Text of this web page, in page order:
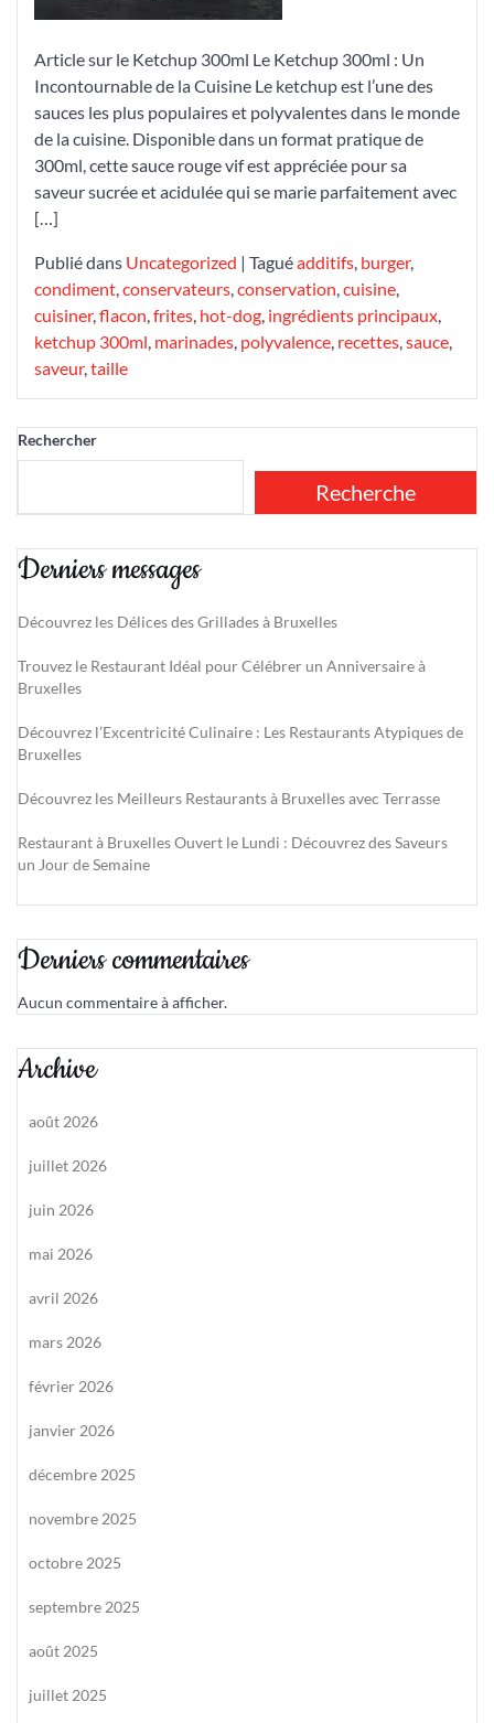
Vos
Recettes
Article sur le Ketchup 300ml Le Ketchup 300ml : Un
Incontournable de la Cuisine Le ketchup est l’une des
sauces les plus populaires et polyvalentes dans le monde
de la cuisine. Disponible dans un format pratique de
300ml, cette sauce rouge vif est appréciée pour sa
saveur sucrée et acidulée qui se marie parfaitement avec
[…]
Publié dans Uncategorized | Taguéadditifs, burger,
condiment,conservateurs,conservation,cuisine,
cuisiner,flacon,frites, hot-dog, ingrédients principaux,
ketchup 300ml, marinades, polyvalence, recettes,sauce,
saveur,taille
Rechercher
Recherche
Derniers messages
Découvrez les Délices des Grillades à Bruxelles
Trouvez le Restaurant Idéal pour Célébrer un Anniversaire à
Bruxelles
Découvrez l’Excentricité Culinaire : Les Restaurants Atypiques de
Bruxelles
Découvrez les Meilleurs Restaurants à Bruxelles avec Terrasse
Restaurant à Bruxelles Ouvert le Lundi : Découvrez des Saveurs
un Jour de Semaine
Derniers commentaires
Aucun commentaire à afficher.
Archive
août 2026
juillet 2026
juin 2026
mai 2026
avril 2026
mars 2026
février 2026
janvier 2026
décembre 2025
novembre 2025
octobre 2025
septembre 2025
août 2025
juillet 2025